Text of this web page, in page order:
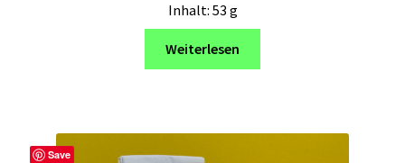
Inhalt: 53 g
Weiterlesen
Save